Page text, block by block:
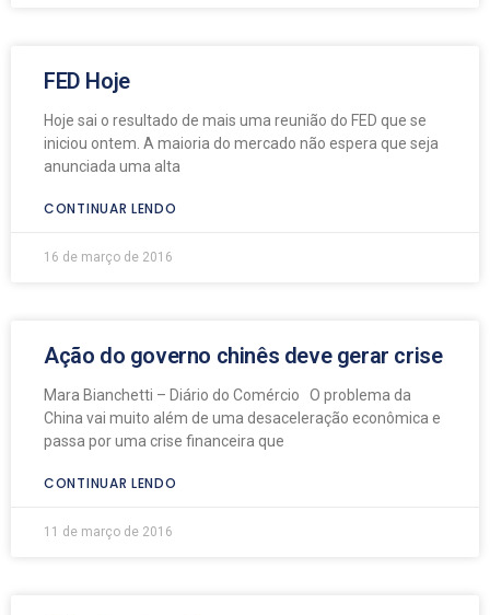
FED Hoje
Hoje sai o resultado de mais uma reunião do FED que se
iniciou ontem. A maioria do mercado não espera que seja
anunciada uma alta
CONTINUAR LENDO
16 de março de 2016
Ação do governo chinês deve gerar crise
Mara Bianchetti – Diário do Comércio O problema da
China vai muito além de uma desaceleração econômica e
passa por uma crise financeira que
CONTINUAR LENDO
11 de março de 2016